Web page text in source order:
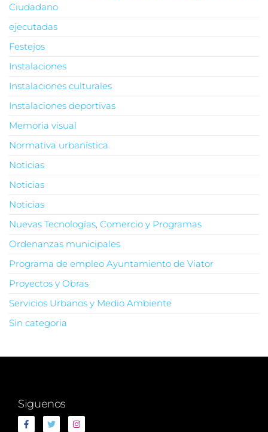
Ciudadano
ejecutadas
Festejos
Instalaciones
Instalaciones culturales
Instalaciones deportivas
Memoria visual
Normativa urbanística
Noticias
Noticias
Noticias
Nuevas Tecnologías, Comercio y Programas
Ordenanzas municipales
Programa de empleo Ayuntamiento de Viator
Proyectos y Obras
Servicios Urbanos y Medio Ambiente
Sin categoria
Siguenos